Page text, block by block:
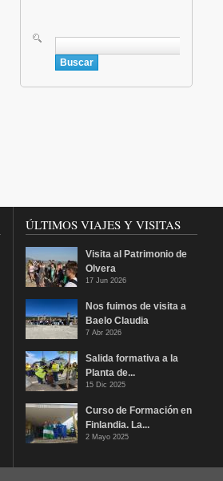
Buscar
ÚLTIMOS VIAJES Y VISITAS
Visita al Patrimonio de
Olvera
17 Jun 2026
Nos fuimos de visita a
Baelo Claudia
7 Abr 2026
Salida formativa a la
Planta de...
15 Dic 2025
Curso de Formación en
Finlandia. La...
2 Mayo 2025